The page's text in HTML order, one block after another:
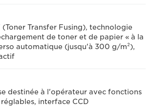
(Toner Transfer Fusing), technologie
de toner et de papier « à la
automatique (jusqu'à 300 g/m²),
destinée à l'opérateur avec fonctions
interface CCD